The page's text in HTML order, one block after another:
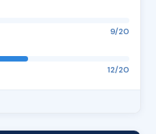
9/20
12/20